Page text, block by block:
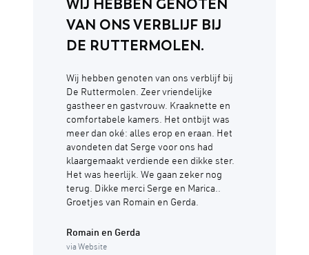
WIJ HEBBEN GENOTEN
VAN ONS VERBLIJF BIJ
DE RUTTERMOLEN.
Wij hebben genoten van ons verblijf bij
De Ruttermolen. Zeer vriendelijke
gastheer en gastvrouw. Kraaknette en
comfortabele kamers. Het ontbijt was
meer dan oké: alles erop en eraan. Het
avondeten dat Serge voor ons had
klaargemaakt verdiende een dikke ster.
Het was heerlijk. We gaan zeker nog
terug. Dikke merci Serge en Marica..
Groetjes van Romain en Gerda.
Romain en Gerda
via Website